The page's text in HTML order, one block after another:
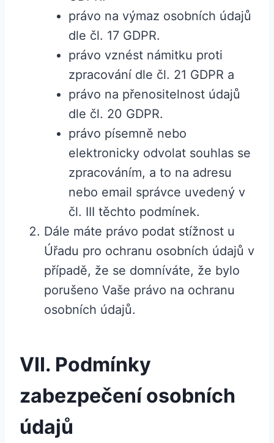
právo na výmaz osobních údajů
dle čl. 17 GDPR.
právo vznést námitku proti
zpracování dle čl. 21 GDPR a
právo na přenositelnost údajů
dle čl. 20 GDPR.
právo písemně nebo
elektronicky odvolat souhlas se
zpracováním, a to na adresu
nebo email správce uvedený v
čl. III těchto podmínek.
Dále máte právo podat stížnost u
Úřadu pro ochranu osobních údajů v
případě, že se domníváte, že bylo
porušeno Vaše právo na ochranu
osobních údajů.
VII. Podmínky
zabezpečení osobních
údajů